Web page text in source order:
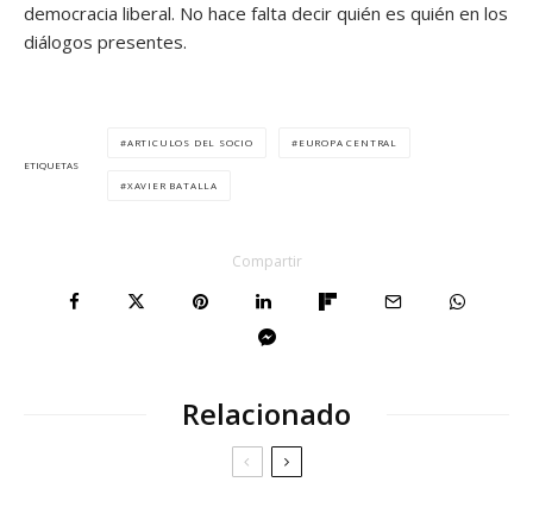
democracia liberal. No hace falta decir quién es quién en los
diálogos presentes.
ETIQUETAS
ARTICULOS DEL SOCIO EUROPA CENTRAL
XAVIER BATALLA
Compartir
Relacionado